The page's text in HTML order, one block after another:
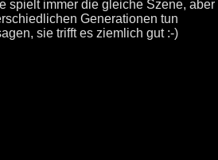
spielt immer die gleiche Szene, aber
Generationen tun
sie trifft es ziemlich gut :-)